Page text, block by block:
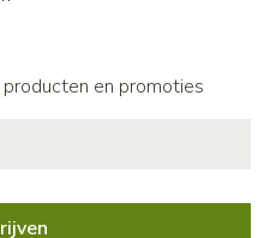
en promoties